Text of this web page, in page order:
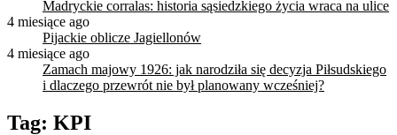
Madryckie corralas: historia sąsiedzkiego życia wraca na ulice
4 miesiące ago
Pijackie oblicze Jagiellonów
4 miesiące ago
Zamach majowy 1926: jak narodziła się decyzja Piłsudskiego
i dlaczego przewrót nie był planowany wcześniej?
Tag: KPI